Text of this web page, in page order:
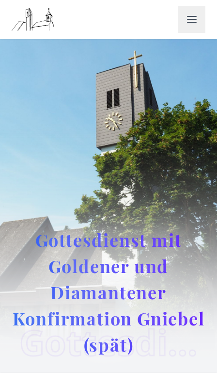
Gottesdienst mit Goldener und Diamantener Konfirmation Gniebel (spät)
Gottesdienst mit
Goldener und
Diamantener
Konfirmation Gniebel
(spät)